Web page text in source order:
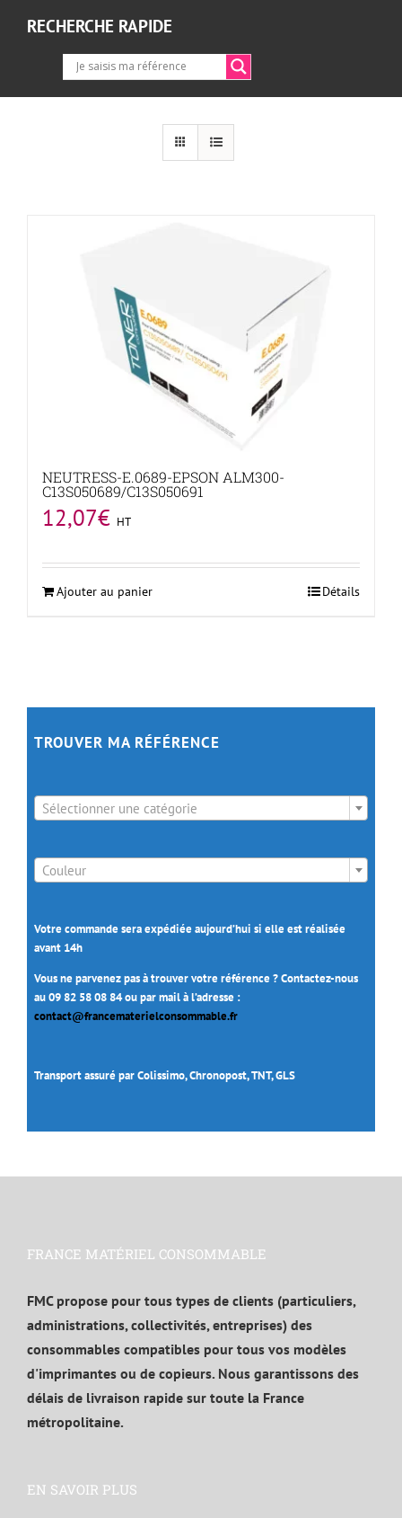
RECHERCHE RAPIDE
NEUTRESS-E.0689-EPSON ALM300-
C13S050689/C13S050691
12,07€ HT
Ajouter au panier Détails
TROUVER MA RÉFÉRENCE
Sélectionner une catégorie
Couleur
Votre commande sera expédiée aujourd’hui si elle est réalisée
avant 14h
Vous ne parvenez pas à trouver votre référence ? Contactez-nous
au 09 82 58 08 84 ou par mail à l’adresse :
contact@francematerielconsommable.fr
Transport assuré par Colissimo, Chronopost, TNT, GLS
FRANCE MATÉRIEL CONSOMMABLE
FMC propose pour tous types de clients (particuliers,
administrations, collectivités, entreprises) des
consommables compatibles pour tous vos modèles
d'imprimantes ou de copieurs. Nous garantissons des
délais de livraison rapide sur toute la France
métropolitaine.
EN SAVOIR PLUS